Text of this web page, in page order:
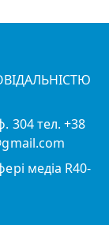
304 тел. +38
медіа R40-